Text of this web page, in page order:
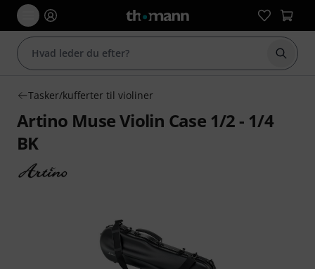
Start
Tasker/kufferter til violiner
Artino Muse Violin Case 1/2 - 1/4
BK